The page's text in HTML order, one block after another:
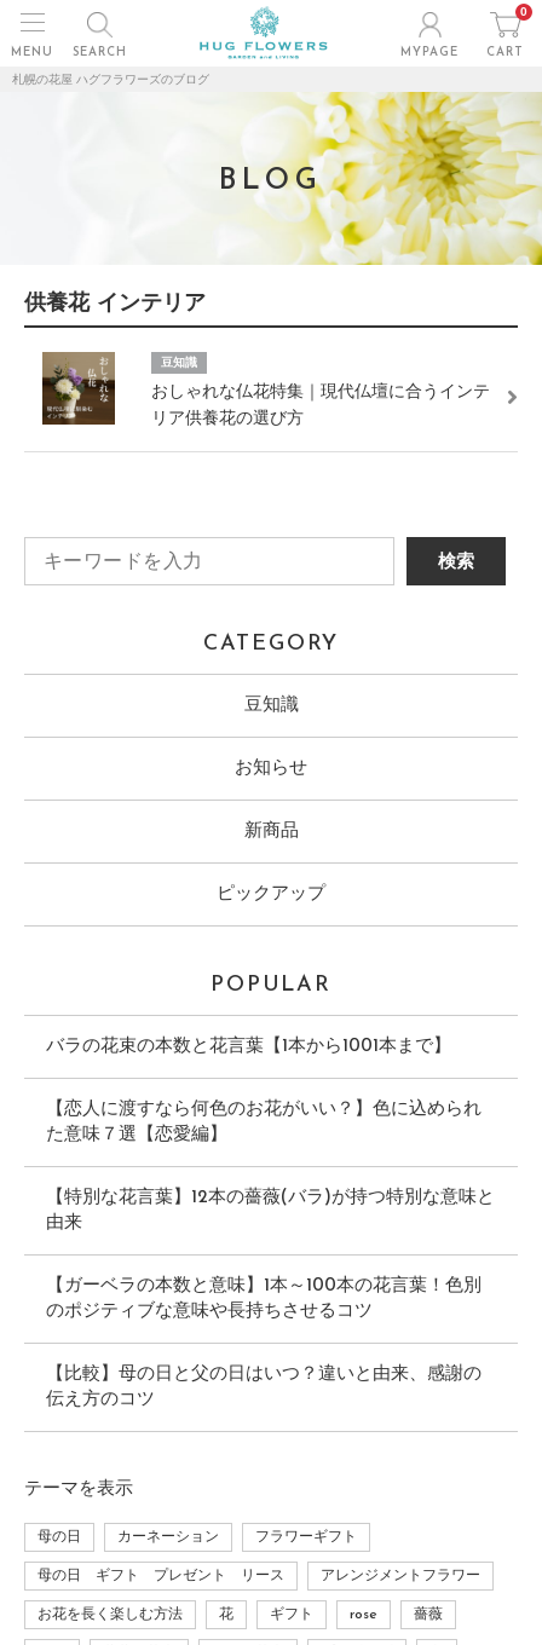
MENU SEARCH MYPAGE
0
CART
札幌の花屋 ハグフラワーズのブログ
BLOG
供養花 インテリア
豆知識
おしゃれな仏花特集｜現代仏壇に合うインテ
リア供養花の選び方
CATEGORY
豆知識
お知らせ
新商品
ピックアップ
POPULAR
バラの花束の本数と花言葉【1本から1001本まで】
【恋人に渡すなら何色のお花がいい？】色に込められ
た意味７選【恋愛編】
【特別な花言葉】12本の薔薇(バラ)が持つ特別な意味と
由来
【ガーベラの本数と意味】1本～100本の花言葉！色別
のポジティブな意味や長持ちさせるコツ
【比較】母の日と父の日はいつ？違いと由来、感謝の
伝え方のコツ
テーマ を表示
母の日 カーネーション フラワーギフト
母の日 ギフト プレゼント リース アレンジメントフラワー
お花を長く楽しむ方法 花 ギフト rose 薔薇